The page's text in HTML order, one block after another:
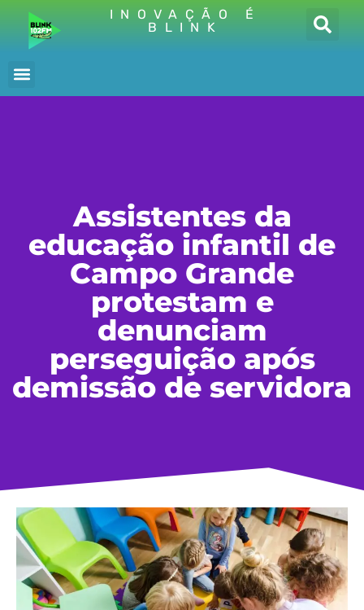
INOVAÇÃO É
BLINK
Assistentes da
educação infantil de
Campo Grande
protestam e
denunciam
perseguição após
demissão de servidora